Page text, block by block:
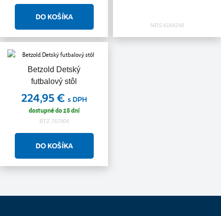
NRS.6164248
Betzold Detský
futbalový stôl
224,95 € s DPH
dostupné do 28 dní
BTZ.767904